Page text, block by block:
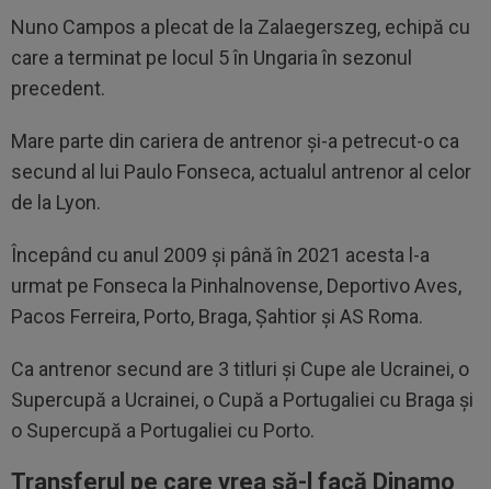
Nuno Campos a plecat de la Zalaegerszeg, echipă cu
care a terminat pe locul 5 în Ungaria în sezonul
precedent.
Mare parte din cariera de antrenor și-a petrecut-o ca
secund al lui Paulo Fonseca, actualul antrenor al celor
de la Lyon.
Începând cu anul 2009 și până în 2021 acesta l-a
urmat pe Fonseca la Pinhalnovense, Deportivo Aves,
Pacos Ferreira, Porto, Braga, Șahtior și AS Roma.
Ca antrenor secund are 3 titluri și Cupe ale Ucrainei, o
Supercupă a Ucrainei, o Cupă a Portugaliei cu Braga și
o Supercupă a Portugaliei cu Porto.
Transferul pe care vrea să-l facă Dinamo